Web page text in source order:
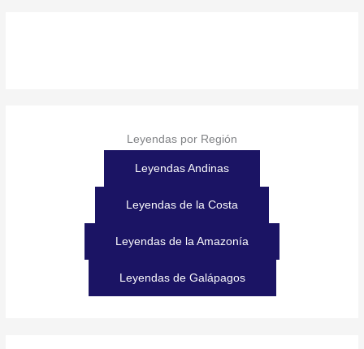
Leyendas por Región
Leyendas Andinas
Leyendas de la Costa
Leyendas de la Amazonía
Leyendas de Galápagos